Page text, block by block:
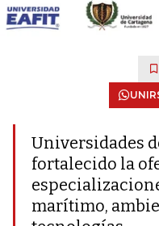
Universidades
fortalecido la
marítimo,